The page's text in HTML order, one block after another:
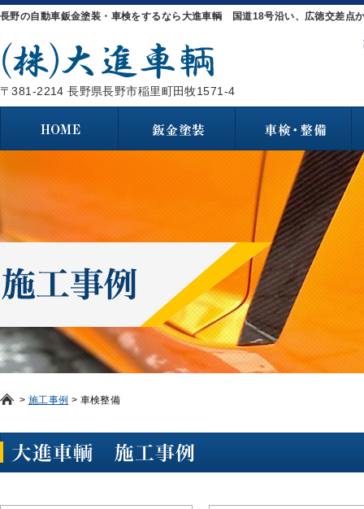
長野の自動車鈑金塗装・車検をするなら大進車輌 国道18号沿い、広徳交差点
〒381-2214 長野県長野市稲里町田牧1571-4
> 施工事例 > 車検整備